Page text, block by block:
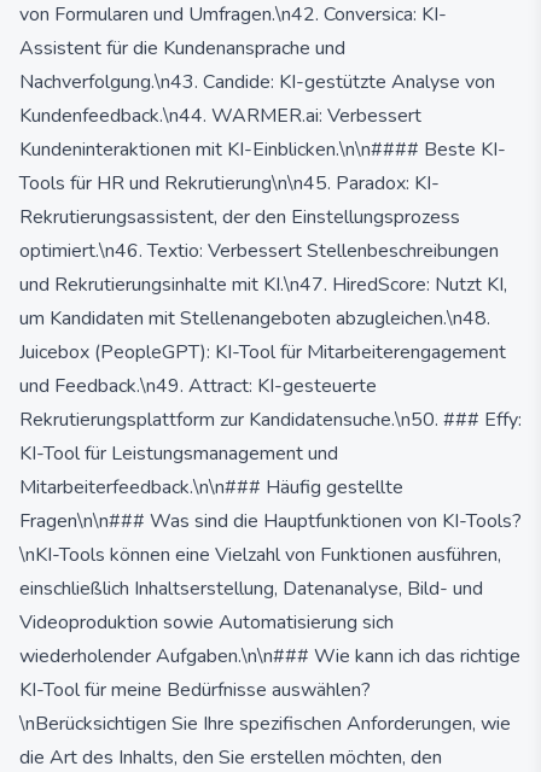
von Formularen und Umfragen.\n42. Conversica: KI-
Assistent für die Kundenansprache und
Nachverfolgung.\n43. Candide: KI-gestützte Analyse von
Kundenfeedback.\n44. WARMER.ai: Verbessert
Kundeninteraktionen mit KI-Einblicken.\n\n#### Beste KI-
Tools für HR und Rekrutierung\n\n45. Paradox: KI-
Rekrutierungsassistent, der den Einstellungsprozess
optimiert.\n46. Textio: Verbessert Stellenbeschreibungen
und Rekrutierungsinhalte mit KI.\n47. HiredScore: Nutzt KI,
um Kandidaten mit Stellenangeboten abzugleichen.\n48.
Juicebox (PeopleGPT): KI-Tool für Mitarbeiterengagement
und Feedback.\n49. Attract: KI-gesteuerte
Rekrutierungsplattform zur Kandidatensuche.\n50. ### Effy:
KI-Tool für Leistungsmanagement und
Mitarbeiterfeedback.\n\n### Häufig gestellte
Fragen\n\n### Was sind die Hauptfunktionen von KI-Tools?
\nKI-Tools können eine Vielzahl von Funktionen ausführen,
einschließlich Inhaltserstellung, Datenanalyse, Bild- und
Videoproduktion sowie Automatisierung sich
wiederholender Aufgaben.\n\n### Wie kann ich das richtige
KI-Tool für meine Bedürfnisse auswählen?
\nBerücksichtigen Sie Ihre spezifischen Anforderungen, wie
die Art des Inhalts, den Sie erstellen möchten, den